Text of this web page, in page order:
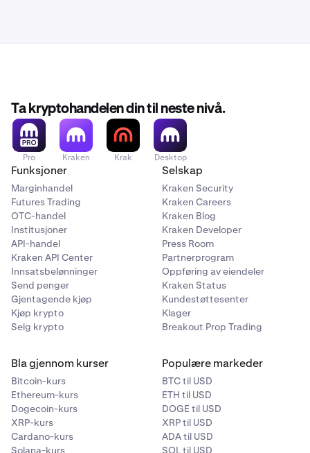
Ta kryptohandelen din til neste nivå.
Pro Kraken Krak Desktop
Funksjoner
Marginhandel
Futures Trading
OTC-handel
Institusjoner
API-handel
Kraken API Center
Innsatsbelønninger
Send penger
Gjentagende kjøp
Kjøp krypto
Selg krypto
Selskap
Kraken Security
Kraken Careers
Kraken Blog
Kraken Developer
Press Room
Partnerprogram
Oppføring av eiendeler
Kraken Status
Kundestøttesenter
Klager
Breakout Prop Trading
Bla gjennom kurser
Bitcoin-kurs
Ethereum-kurs
Dogecoin-kurs
XRP-kurs
Cardano-kurs
Solana-kurs
Populære markeder
BTC til USD
ETH til USD
DOGE til USD
XRP til USD
ADA til USD
SOL til USD